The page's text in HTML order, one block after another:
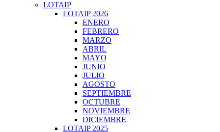
LOTAIP
LOTAIP 2026
ENERO
FEBRERO
MARZO
ABRIL
MAYO
JUNIO
JULIO
AGOSTO
SEPTIEMBRE
OCTUBRE
NOVIEMBRE
DICIEMBRE
LOTAIP 2025